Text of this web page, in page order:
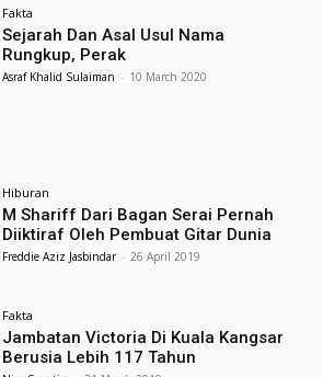
Fakta
Sejarah Dan Asal Usul Nama
Rungkup, Perak
Asraf Khalid Sulaiman - 10 March 2020
Hiburan
M Shariff Dari Bagan Serai Pernah
Diiktiraf Oleh Pembuat Gitar Dunia
Freddie Aziz Jasbindar - 26 April 2019
Fakta
Jambatan Victoria Di Kuala Kangsar
Berusia Lebih 117 Tahun